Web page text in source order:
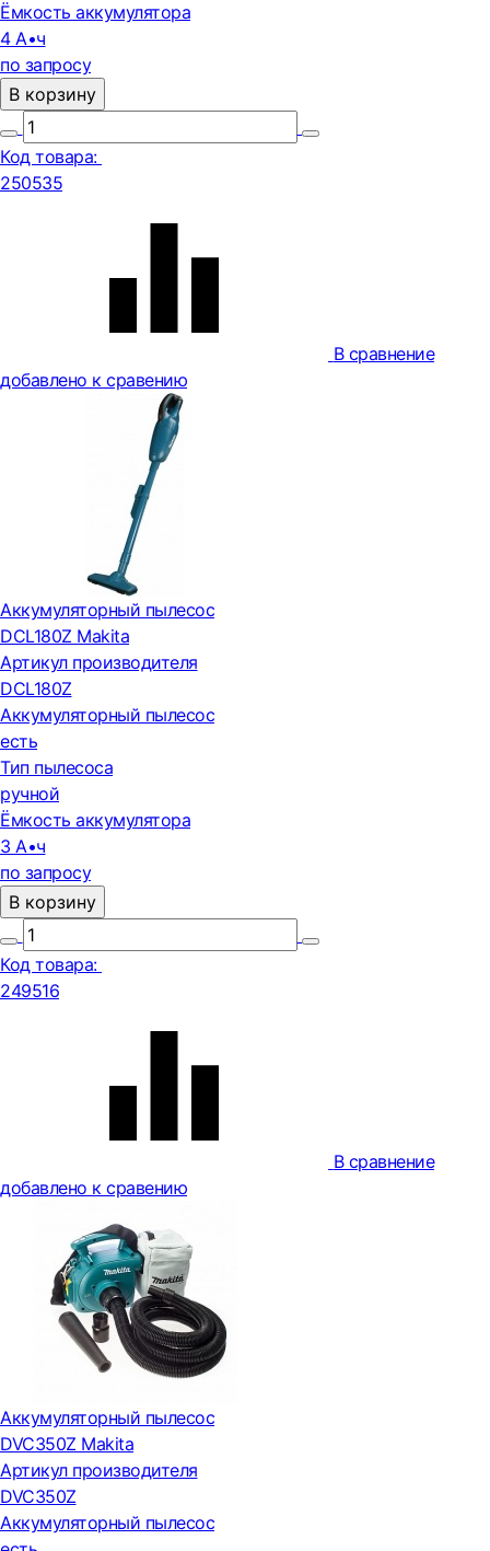
Ёмкость аккумулятора
4 А•ч
по запросу
В корзину
Код товара:
250535
В сравнение
добавлено к сравению
Аккумуляторный пылесос
DCL180Z Makita
Артикул производителя
DCL180Z
Аккумуляторный пылесос
есть
Тип пылесоса
ручной
Ёмкость аккумулятора
3 А•ч
по запросу
В корзину
Код товара:
249516
В сравнение
добавлено к сравению
Аккумуляторный пылесос
DVC350Z Makita
Артикул производителя
DVC350Z
Аккумуляторный пылесос